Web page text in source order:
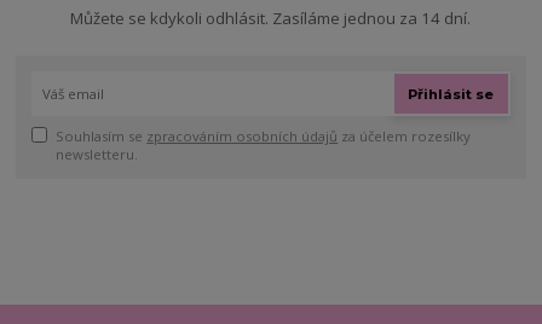
Můžete se kdykoli odhlásit. Zasíláme jednou za 14 dní.
Přihlásit se
Souhlasím se zpracováním osobních údajů za účelem rozesílky
newsletteru.